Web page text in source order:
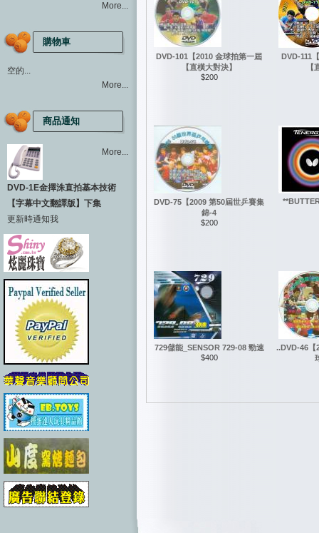
More...
購物車
空的...
More...
商品通知
DVD-1E金擇洙直拍基本技術
【字幕中文翻譯版】下集
更新時通知我
More...
DVD-101【2010 金球拍第一屆
【直橫大對決】
$200
DVD-111
【
DVD-75【2009 第50屆世乒賽集
錦-4
$200
729儲能_SENSOR 729-08 勁速
$400
..DVD-46【